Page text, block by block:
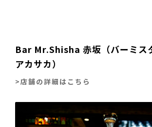
Bar Mr.Shisha 赤坂（バーミス
アカサカ）
>店舗の詳細はこちら